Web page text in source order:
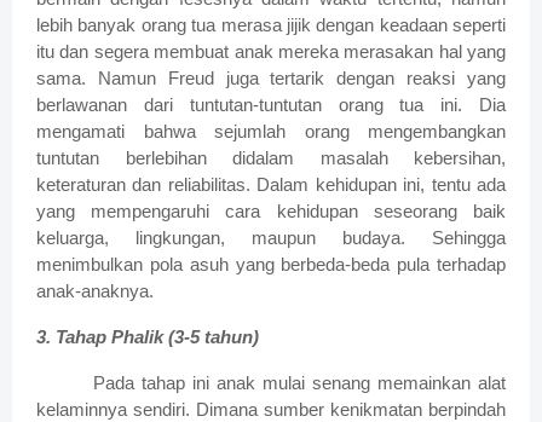
lebih banyak orang tua merasa jijik dengan keadaan seperti
itu dan segera membuat anak mereka merasakan hal yang
sama. Namun Freud juga tertarik dengan reaksi yang
berlawanan dari tuntutan-tuntutan orang tua ini. Dia
mengamati bahwa sejumlah orang mengembangkan
tuntutan berlebihan didalam masalah kebersihan,
keteraturan dan reliabilitas. Dalam kehidupan ini, tentu ada
yang mempengaruhi cara kehidupan seseorang baik
keluarga, lingkungan, maupun budaya. Sehingga
menimbulkan pola asuh yang berbeda-beda pula terhadap
anak-anaknya.
3. Tahap Phalik (3-5 tahun)
Pada tahap ini anak mulai senang memainkan alat
kelaminnya sendiri. Dimana sumber kenikmatan berpindah